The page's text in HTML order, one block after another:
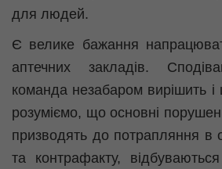
для людей.
Є велике бажання
аптечних закладів.
команда незабаром вирішить і
розуміємо, що основні
призводять до потрапляння в
та контрафакту,